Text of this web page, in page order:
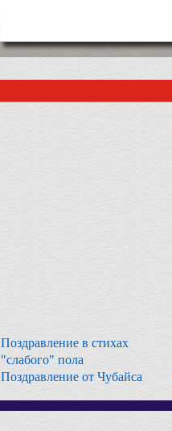
Поздравление в стихах
"слабого" пола
Поздравление от Чубайса